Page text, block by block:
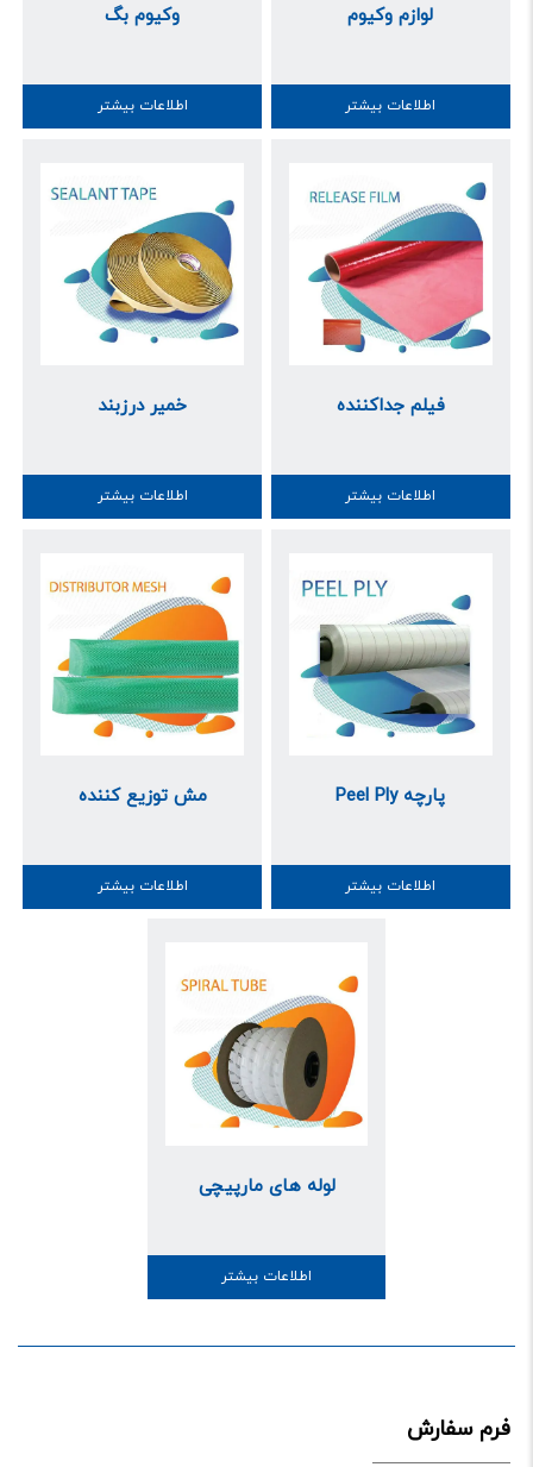
لوازم وکیوم
اطلاعات بیشتر
وکیوم بگ
اطلاعات بیشتر
فیلم جداکننده
اطلاعات بیشتر
خمیر درزبند
اطلاعات بیشتر
Peel Ply پارچه
اطلاعات بیشتر
مش توزیع کننده
اطلاعات بیشتر
لوله های مارپیچی
اطلاعات بیشتر
فرم سفارش